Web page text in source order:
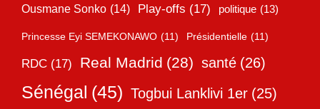
Ousmane Sonko (14) Play-offs (17) politique (13)
Princesse Eyi SEMEKONAWO (11) Présidentielle (11)
RDC (17) Real Madrid (28) santé (26)
Sénégal (45) Togbui Lanklivi 1er (25)